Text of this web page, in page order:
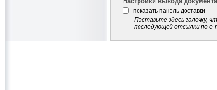
показать панель доставки
Поставьте здесь галочку,
последующей отсылки по e-